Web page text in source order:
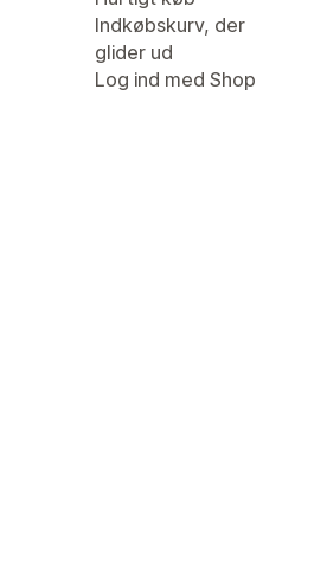
Indkøbskurv, der
glider ud
Log ind med Shop